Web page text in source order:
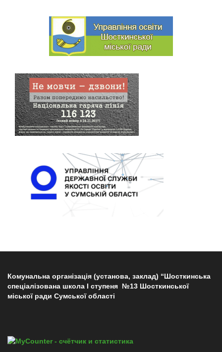
Комунальна організація (установа, заклад) “Шосткинська
спеціалізована школа І ступеня №13 Шосткинської
міської ради Сумської області